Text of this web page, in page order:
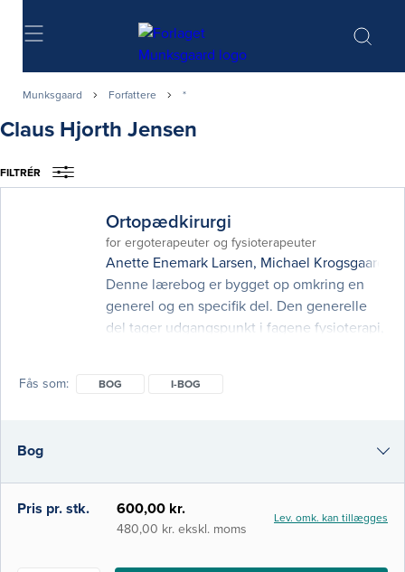
Søg
Munksgaard Forfattere *
Claus Hjorth Jensen
FILTRÉR
Ortopædkirurgi
for ergoterapeuter og fysioterapeuter
Anette Enemark Larsen, Michael Krogsgaard
Denne lærebog er bygget op omkring en
generel og en specifik del. Den generelle
del tager udgangspunkt i fagene fysioterapi,
klinisk ræsonnering, traumatologi, bandager
nakke, ryg og bækken til fod. Bogens
målgruppe er især studerende
Fås som BOG I-BOG
Bog
i-bog
Pris pr. stk. 600,00 kr.
480,00 kr. ekskl. moms
Lev. omk. kan tillægges